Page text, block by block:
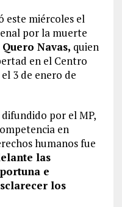
este miércoles el
por la muerte
Navas, quien
en el Centro
3 de enero de
por el MP,
en
humanos fue
las
e
los